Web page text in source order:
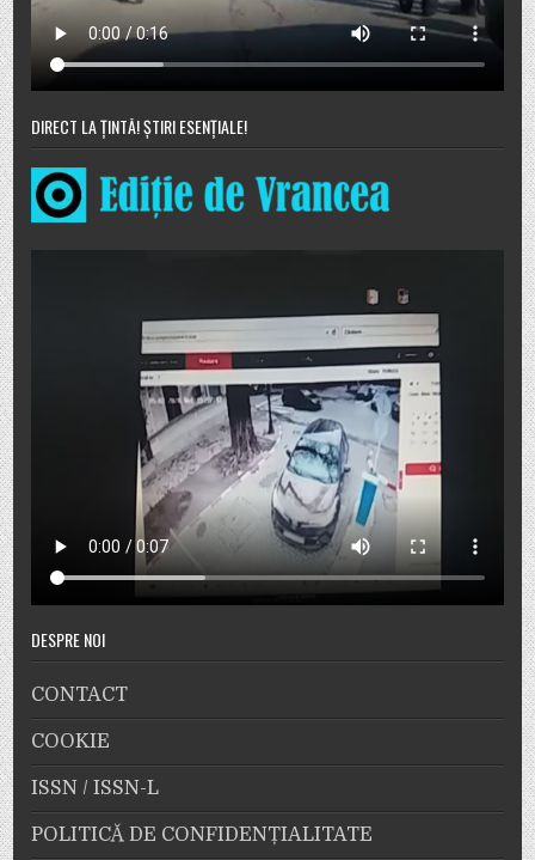
DIRECT LA ȚINTĂ! ȘTIRI ESENȚIALE!
DESPRE NOI
CONTACT
COOKIE
ISSN / ISSN-L
POLITICĂ DE CONFIDENȚIALITATE